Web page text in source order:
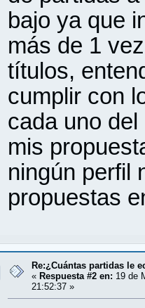
bajo ya que
más de 1
títulos,
cumplir con
cada uno
mis
ningún perfil
propuestas
Re:¿Cuántas partidas le
« Respuesta #2 en: 19 de
21:52:37 »